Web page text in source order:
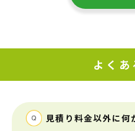
よくあ
見積り料金以外に何